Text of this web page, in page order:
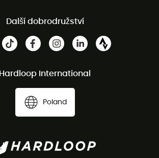
Další dobrodružství
Hardloop International
Poland